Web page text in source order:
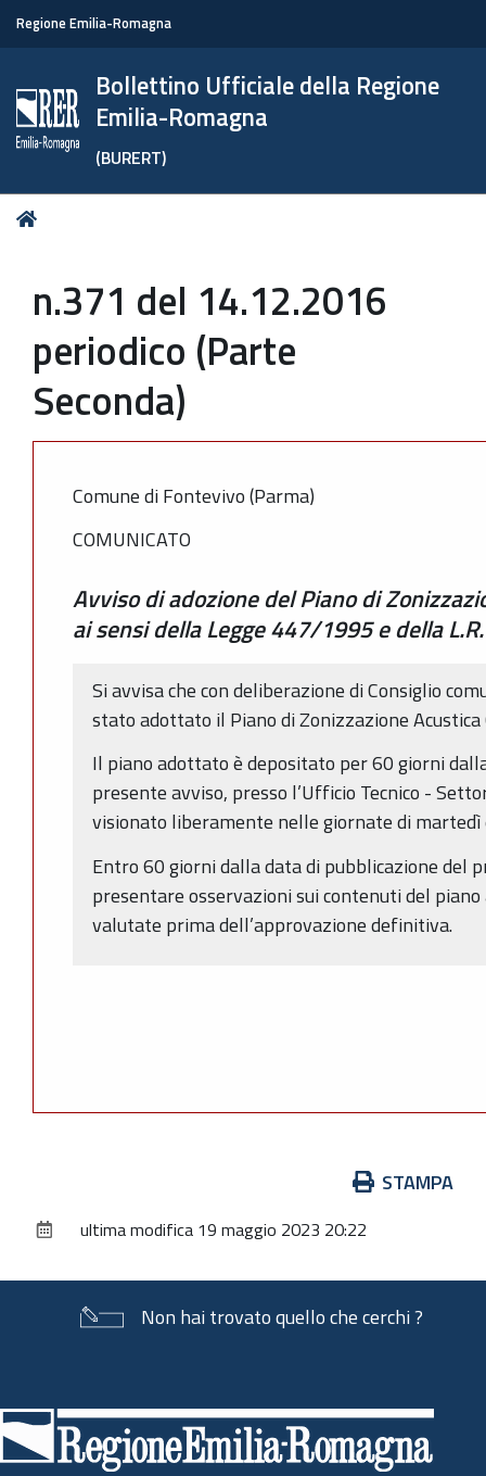
Regione Emilia-Romagna
Bollettino Ufficiale della Regione
Emilia-Romagna
(BURERT)
Tu
n.371 del 14.12.2016
periodico (Parte
Seconda)
Comune di Fontevivo (Parma)
COMUNICATO
Avviso di adozione del Piano di
ai sensi della Legge 447/1995 e della
Si avvisa che con deliberazione di Consiglio
stato adottato il Piano di Zonizzazione Acustica
Il piano adottato è depositato per 60 giorni
presente avviso, presso l’Ufficio Tecnico -
visionato liberamente nelle giornate di martedì
Entro 60 giorni dalla data di pubblicazione del
presentare osservazioni sui contenuti del
valutate prima dell’approvazione definitiva.
documento
STAMPA
ultima modifica 19 maggio 2023 20:22
Non hai trovato quello che cerchi ?
di
pagina